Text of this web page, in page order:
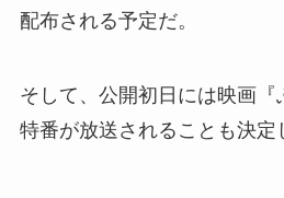
配布される予定だ。
そして、公開初日には映画『
特番が放送されることも決定